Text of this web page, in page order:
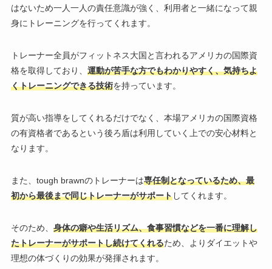
はないため一人一人の責任意識が強く、利用者と一緒になって親
身にトレーニングを行ってくれます。
トレーナー全員がフィットネス大国と言われるアメリカの国際資
格を取得しており、 運動が苦手な方でもわかりやすく、気持ちよ
くトレーニングできる技術を持っています。
質が高い指導をしてくれるだけでなく、本場アメリカの国際資格
の有資格者であるという後ろ盾は利用していく上での安心材料と
なります。
また、 tough brawnのトレーナーは専任制となっているため、最
初から最後まで同じトレーナーがサポートしてくれます。
そのため、 身体の癖や生活リズム、食事習慣などを一番に理解し
たトレーナーがサポートし続けてくれるため、よりダイエットや
理想の体づくりの効果が発揮されます。